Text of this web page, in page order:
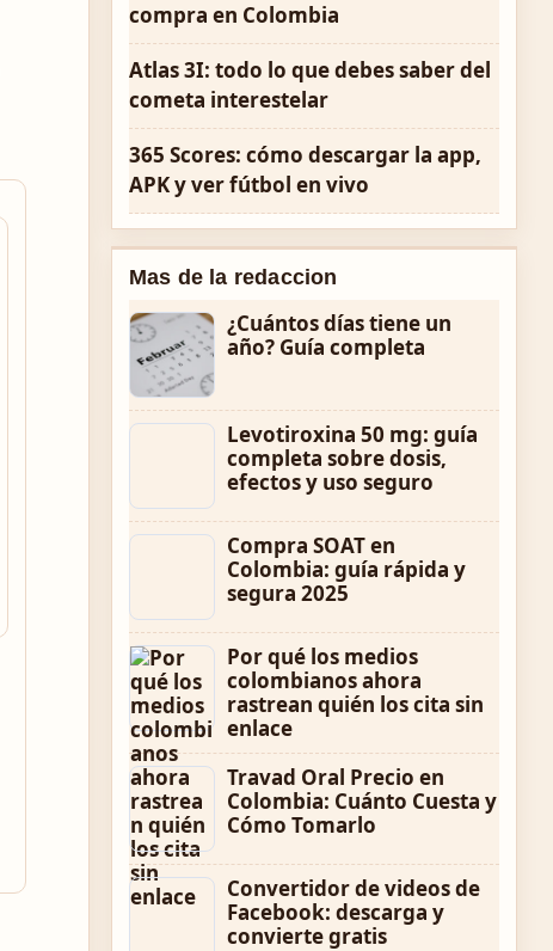
compra en Colombia
Atlas 3I: todo lo que debes saber del
cometa interestelar
365 Scores: cómo descargar la app,
APK y ver fútbol en vivo
Mas de la redaccion
¿Cuántos días tiene un
año? Guía completa
Levotiroxina 50 mg: guía
completa sobre dosis,
efectos y uso seguro
Compra SOAT en
Colombia: guía rápida y
segura 2025
Por qué los medios
colombianos ahora
rastrean quién los cita sin
enlace
Travad Oral Precio en
Colombia: Cuánto Cuesta y
Cómo Tomarlo
Convertidor de videos de
Facebook: descarga y
convierte gratis